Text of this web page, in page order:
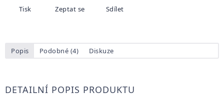
Tisk Zeptat se Sdílet
Popis Podobné (4) Diskuze
DETAILNÍ POPIS PRODUKTU